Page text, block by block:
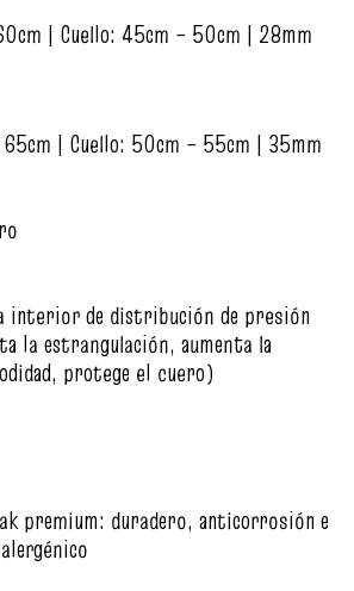
| Cuello: 45cm – 50cm | 28mm
65cm | Cuello: 50cm – 55cm | 35mm
interior de distribución de presión
la estrangulación, aumenta la
protege el cuero)
premium: duradero, anticorrosión e